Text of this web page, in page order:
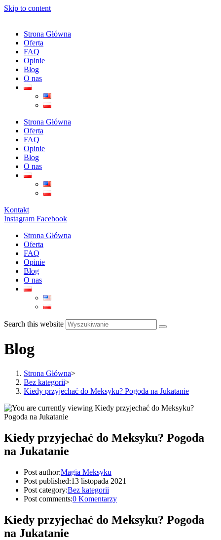
Skip to content
Strona Główna
Oferta
FAQ
Opinie
Blog
O nas
Strona Główna
Oferta
FAQ
Opinie
Blog
O nas
Kontakt
Instagram Facebook
Strona Główna
Oferta
FAQ
Opinie
Blog
O nas
Search this website
Blog
Strona Główna>
Bez kategorii>
Kiedy przyjechać do Meksyku? Pogoda na Jukatanie
Kiedy przyjechać do Meksyku? Pogoda
na Jukatanie
Post author:Magia Meksyku
Post published:13 listopada 2021
Post category:Bez kategorii
Post comments:0 Komentarzy
Kiedy przyjechać do Meksyku? Pogoda
na Jukatanie